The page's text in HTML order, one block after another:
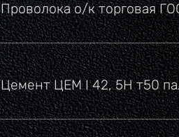
Проволока о/к торговая
Цемент ЦЕМ I 42, 5Н т50